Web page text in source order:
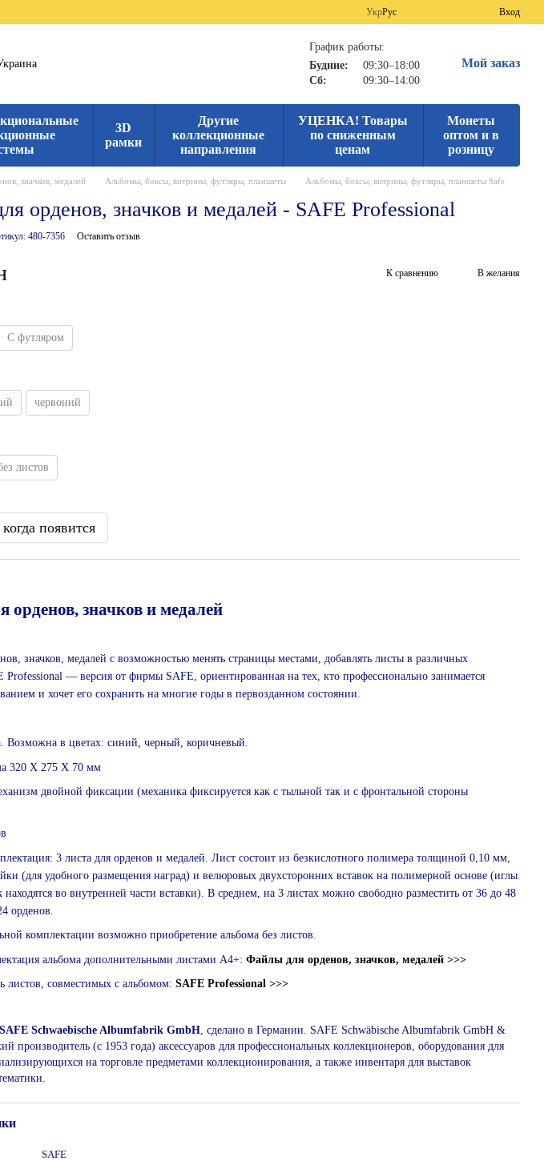
УкрРус Вход
График работы:
Будние:
09:30–18:00
Сб:
09:30–14:00
Мой заказ
3D
рамки
Другие
коллекционные
направления
УЦЕНКА! Товары
по сниженным
ценам
Монеты
оптом и в
розницу
значков, медалей Альбомы, боксы, витрины, футляры, планшеты Альбомы, боксы, витрины, футляры, планшеты Safe
орденов, значков и медалей - SAFE Professional
480-7356 Оставить отзыв
К сравнению В желания
С футляром
червоний
листов
появится
орденов, значков и медалей
значков, медалей с возможностью менять страницы местами, добавлять листы в различных
Professional ― версия от фирмы SAFE, ориентированная на тех, кто профессионально занимается
и хочет его сохранить на многие годы в первозданном состоянии.
Возможна в цветах: синий, черный, коричневый.
320 Х 275 Х 70 мм
двойной фиксации (механика фиксируется как с тыльной так и с фронтальной стороны
3 листа для орденов и медалей. Лист состоит из безкислотного полимера толщиной 0,10 мм,
(для удобного размещения наград) и велюровых двухсторонних вставок на полимерной основе (иглы
находятся во внутренней части вставки). В среднем, на 3 листах можно свободно разместить от 36 до 48
орденов.
комплектации возможно приобретение альбома без листов.
альбома дополнительными листами А4+: Файлы для орденов, значков, медалей >>>
листов, совместимых с альбомом: SAFE Professional >>>
SAFE Schwaebische Albumfabrik GmbH, сделано в Германии. SAFE Schwäbische Albumfabrik GmbH &
производитель (с 1953 года) аксессуаров для профессиональных коллекционеров, оборудования для
на торговле предметами коллекционирования, а также инвентаря для выставок
SAFE